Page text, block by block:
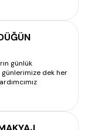
günlük
günlerimize dek her